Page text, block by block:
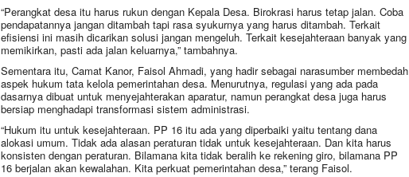
“Perangkat desa itu harus rukun dengan Kepala Desa. Birokrasi harus tetap jalan. Coba
pendapatannya jangan ditambah tapi rasa syukurnya yang harus ditambah. Terkait
efisiensi ini masih dicarikan solusi jangan mengeluh. Terkait kesejahteraan banyak yang
memikirkan, pasti ada jalan keluarnya,” tambahnya.
Sementara itu, Camat Kanor, Faisol Ahmadi, yang hadir sebagai narasumber membedah
aspek hukum tata kelola pemerintahan desa. Menurutnya, regulasi yang ada pada
dasarnya dibuat untuk menyejahterakan aparatur, namun perangkat desa juga harus
bersiap menghadapi transformasi sistem administrasi.
“Hukum itu untuk kesejahteraan. PP 16 itu ada yang diperbaiki yaitu tentang dana
alokasi umum. Tidak ada alasan peraturan tidak untuk kesejahteraan. Dan kita harus
konsisten dengan peraturan. Bilamana kita tidak beralih ke rekening giro, bilamana PP
16 berjalan akan kewalahan. Kita perkuat pemerintahan desa,” terang Faisol.